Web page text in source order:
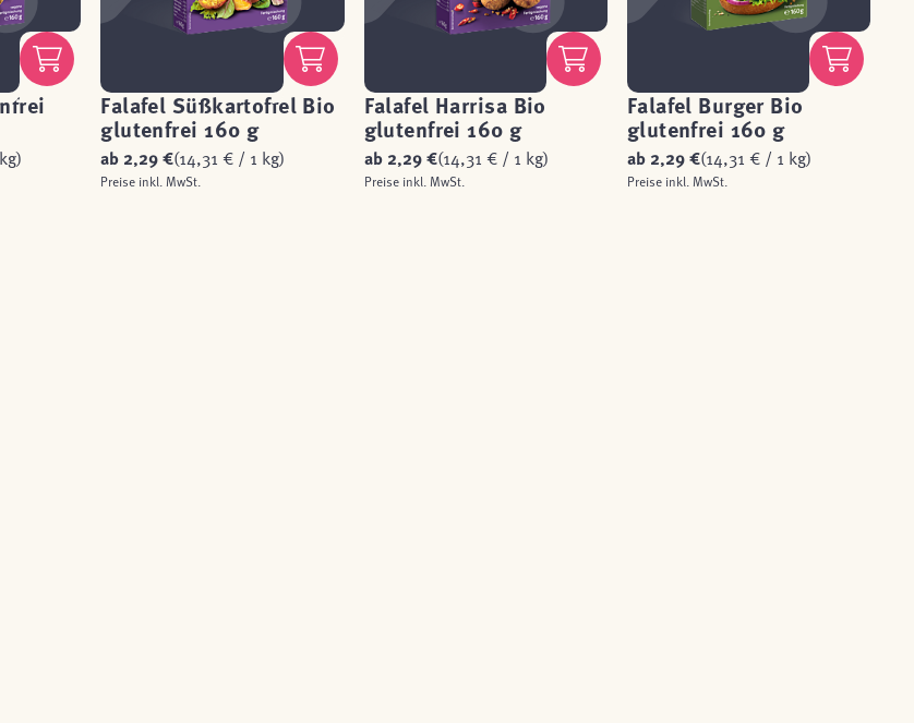
Falafel Süßkartoffel Bio
glutenfrei 160 g
ab 2,29 €(14,31 € / 1 kg)
Preise inkl. MwSt.
Falafel Harrisa Bio
glutenfrei 160 g
ab 2,29 €(14,31 € / 1 kg)
Preise inkl. MwSt.
Falafel Burger Bio
glutenfrei 160 g
ab 2,29 €(14,31 € / 1 kg)
Preise inkl. MwSt.